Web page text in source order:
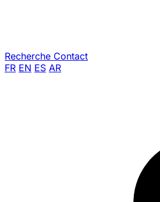
Recherche Contact
FR EN ES AR